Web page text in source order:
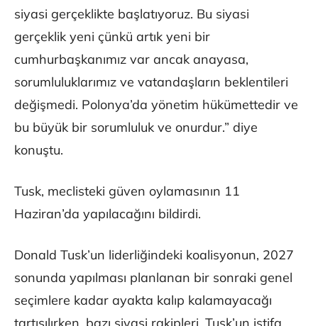
siyasi gerçeklikte başlatıyoruz. Bu siyasi
gerçeklik yeni çünkü artık yeni bir
cumhurbaşkanımız var ancak anayasa,
sorumluluklarımız ve vatandaşların beklentileri
değişmedi. Polonya’da yönetim hükümettedir ve
bu büyük bir sorumluluk ve onurdur.” diye
konuştu.
Tusk, meclisteki güven oylamasının 11
Haziran’da yapılacağını bildirdi.
Donald Tusk’un liderliğindeki koalisyonun,​​​​​​​ 2027
sonunda yapılması planlanan bir sonraki genel
seçimlere kadar ayakta kalıp kalamayacağı